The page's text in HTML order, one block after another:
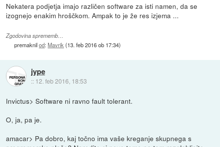
Nekatera podjetja imajo različen software za isti namen, da se
izognejo enakim hroščkom. Ampak to je že res izjema ...
Zgodovina sprememb…
premaknilod:Mavrik (13. feb 2016 ob 17:34)
jype
:: 12. feb 2016, 18:53
Invictus> Software ni ravno fault tolerant.
O, ja, pa je.
amacar> Pa dobro, kaj točno ima vaše kreganje skupnega s